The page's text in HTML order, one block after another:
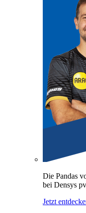
Die Pandas
bei Densys
Jetzt